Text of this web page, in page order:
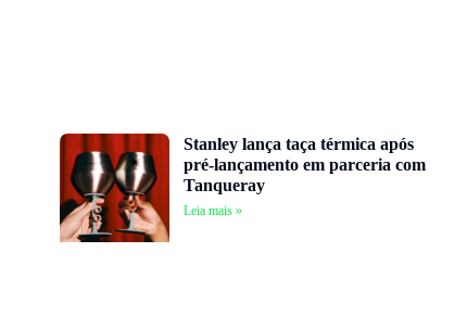
Stanley lança taça térmica após
pré-lançamento em parceria com
Tanqueray
Leia mais »